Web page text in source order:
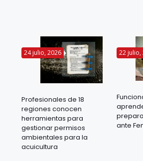
24 julio, 2026
Profesionales de 18
regiones conocen
herramientas para
gestionar permisos
ambientales para la
acuicultura
22 julio,
ante